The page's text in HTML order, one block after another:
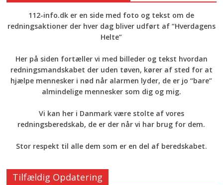
112-info.dk er en side med foto og tekst om de
redningsaktioner der hver dag bliver udført af “Hverdagens
Helte”
Her på siden fortæller vi med billeder og tekst hvordan
redningsmandskabet der uden tøven, kører af sted for at
hjælpe mennesker i nød når alarmen lyder, de er jo “bare”
almindelige mennesker som dig og mig.
Vi kan her i Danmark være stolte af vores
redningsberedskab, de er der når vi har brug for dem.
Stor respekt til alle dem som er en del af beredskabet.
Tilfældig Opdatering